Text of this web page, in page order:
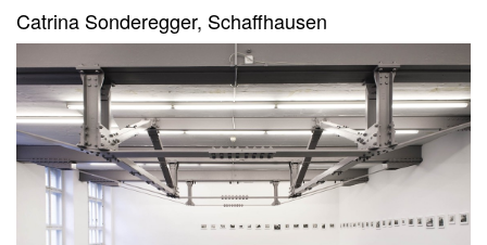
Catrina Sonderegger, Schaffhausen